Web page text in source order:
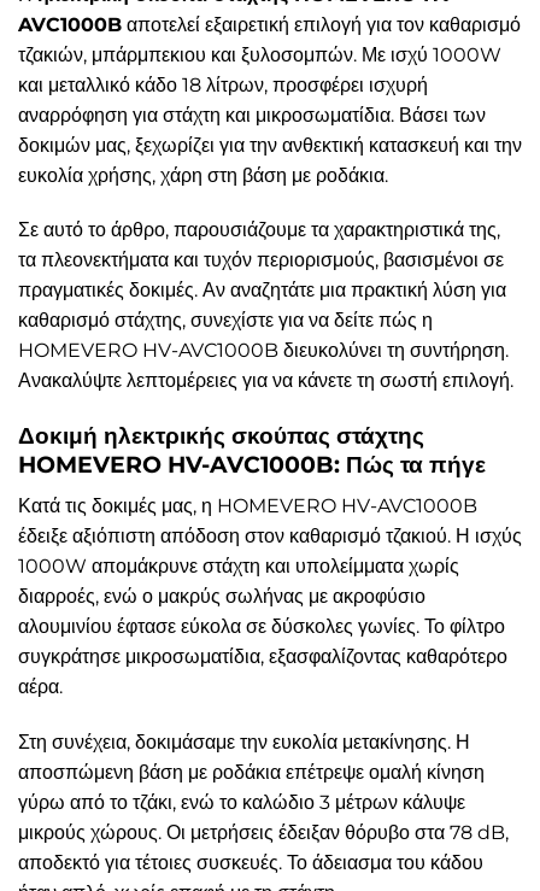
AVC1000B αποτελεί εξαιρετική επιλογή για τον καθαρισμό
τζακιών, μπάρμπεκιου και ξυλοσομπών. Με ισχύ 1000W
και μεταλλικό κάδο 18 λίτρων, προσφέρει ισχυρή
αναρρόφηση για στάχτη και μικροσωματίδια. Βάσει των
δοκιμών μας, ξεχωρίζει για την ανθεκτική κατασκευή και την
ευκολία χρήσης, χάρη στη βάση με ροδάκια.
Σε αυτό το άρθρο, παρουσιάζουμε τα χαρακτηριστικά της,
τα πλεονεκτήματα και τυχόν περιορισμούς, βασισμένοι σε
πραγματικές δοκιμές. Αν αναζητάτε μια πρακτική λύση για
καθαρισμό στάχτης, συνεχίστε για να δείτε πώς η
HOMEVERO HV-AVC1000B διευκολύνει τη συντήρηση.
Ανακαλύψτε λεπτομέρειες για να κάνετε τη σωστή επιλογή.
Δοκιμή ηλεκτρικής σκούπας στάχτης
HOMEVERO HV-AVC1000B: Πώς τα πήγε
Κατά τις δοκιμές μας, η HOMEVERO HV-AVC1000B
έδειξε αξιόπιστη απόδοση στον καθαρισμό τζακιού. Η ισχύς
1000W απομάκρυνε στάχτη και υπολείμματα χωρίς
διαρροές, ενώ ο μακρύς σωλήνας με ακροφύσιο
αλουμινίου έφτασε εύκολα σε δύσκολες γωνίες. Το φίλτρο
συγκράτησε μικροσωματίδια, εξασφαλίζοντας καθαρότερο
αέρα.
Στη συνέχεια, δοκιμάσαμε την ευκολία μετακίνησης. Η
αποσπώμενη βάση με ροδάκια επέτρεψε ομαλή κίνηση
γύρω από το τζάκι, ενώ το καλώδιο 3 μέτρων κάλυψε
μικρούς χώρους. Οι μετρήσεις έδειξαν θόρυβο στα 78 dB,
αποδεκτό για τέτοιες συσκευές. Το άδειασμα του κάδου